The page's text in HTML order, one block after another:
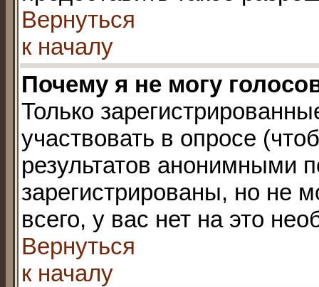
Вернуться
к началу
Почему я не могу
Только
участвовать в опросе
результатов анонимными
зарегистрированы, но не
всего, у вас нет на это
Вернуться
к началу